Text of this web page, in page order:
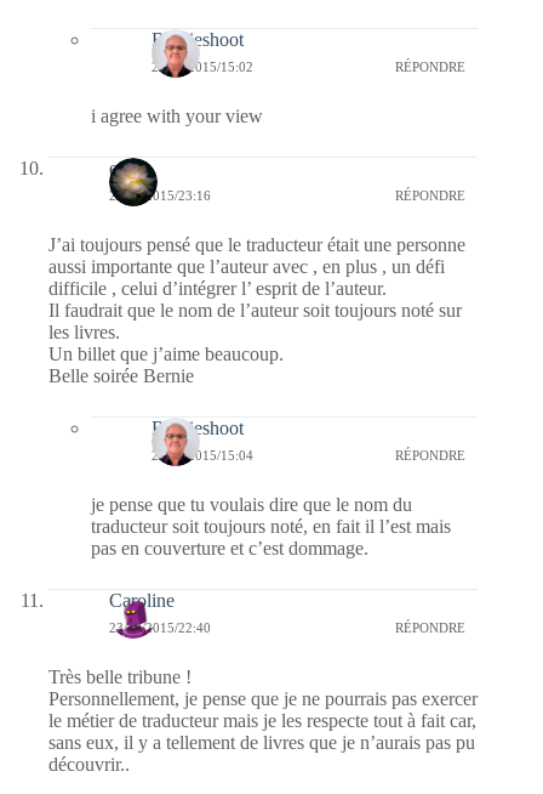
Bernieshoot
24/10/2015/15:02 RÉPONDRE
i agree with your view
erato
23/10/2015/23:16 RÉPONDRE
J’ai toujours pensé que le traducteur était une personne
aussi importante que l’auteur avec , en plus , un défi
difficile , celui d’intégrer l’ esprit de l’auteur.
Il faudrait que le nom de l’auteur soit toujours noté sur
les livres.
Un billet que j’aime beaucoup.
Belle soirée Bernie
Bernieshoot
24/10/2015/15:04 RÉPONDRE
je pense que tu voulais dire que le nom du
traducteur soit toujours noté, en fait il l’est mais
pas en couverture et c’est dommage.
Caroline
23/10/2015/22:40 RÉPONDRE
Très belle tribune !
Personnellement, je pense que je ne pourrais pas exercer
le métier de traducteur mais je les respecte tout à fait car,
sans eux, il y a tellement de livres que je n’aurais pas pu
découvrir..